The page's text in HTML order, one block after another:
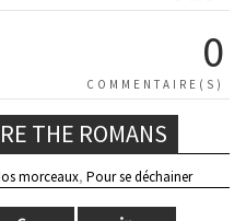
0
COMMENTAIRE(S)
THE ROMANS
morceaux, Pour se déchainer